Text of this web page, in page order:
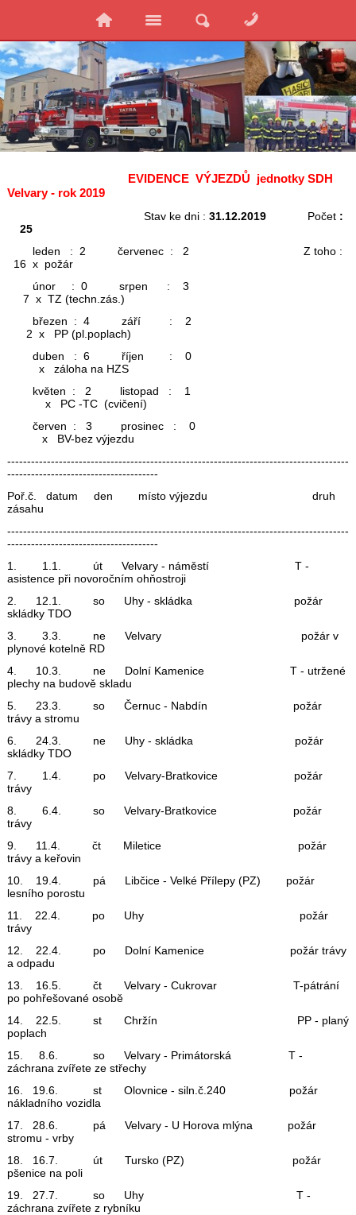
EVIDENCE VÝJEZDŮ jednotky SDH
Velvary - rok 2019
Stav ke dni : 31.12.2019 Počet :
25
leden : 2 červenec : 2 Z toho :
16 x požár
únor : 0 srpen : 3
7 x TZ (techn.zás.)
březen : 4 září : 2
2 x PP (pl.poplach)
duben : 6 říjen : 0
x záloha na HZS
květen : 2 listopad : 1
x PC -TC (cvičení)
červen : 3 prosinec : 0
x BV-bez výjezdu
--------------------------------------------------------------------------------------
--------------------------------------
Poř.č. datum den místo výjezdu druh
zásahu
--------------------------------------------------------------------------------------
--------------------------------------
1. 1.1. út Velvary - náměstí T -
asistence při novoročním ohňostroji
2. 12.1. so Uhy - skládka požár
skládky TDO
3. 3.3. ne Velvary požár v
plynové kotelně RD
4. 10.3. ne Dolní Kamenice T - utržené
plechy na budově skladu
5. 23.3. so Černuc - Nabdín požár
trávy a stromu
6. 24.3. ne Uhy - skládka požár
skládky TDO
7. 1.4. po Velvary-Bratkovice požár
trávy
8. 6.4. so Velvary-Bratkovice požár
trávy
9. 11.4. čt Miletice požár
trávy a keřovin
10. 19.4. pá Libčice - Velké Přílepy (PZ) požár
lesního porostu
11. 22.4. po Uhy požár
trávy
12. 22.4. po Dolní Kamenice požár trávy
a odpadu
13. 16.5. čt Velvary - Cukrovar T-pátrání
po pohřešované osobě
14. 22.5. st Chržín PP - planý
poplach
15. 8.6. so Velvary - Primátorská T -
záchrana zvířete ze střechy
16. 19.6. st Olovnice - siln.č.240 požár
nákladního vozidla
17. 28.6. pá Velvary - U Horova mlýna požár
stromu - vrby
18. 16.7. út Tursko (PZ) požár
pšenice na poli
19. 27.7. so Uhy T -
záchrana zvířete z rybníku